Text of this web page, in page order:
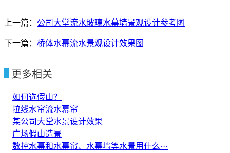
上一篇： 公司大堂流水玻璃水幕墙景观设计参考图
下一篇： 桥体水幕流水景观设计效果图
更多相关
如何选假山？
拉线水帘流水幕帘
某公司大堂水景设计效果
广场假山造景
数控水幕和水幕帘、水幕墙等水景用什么···